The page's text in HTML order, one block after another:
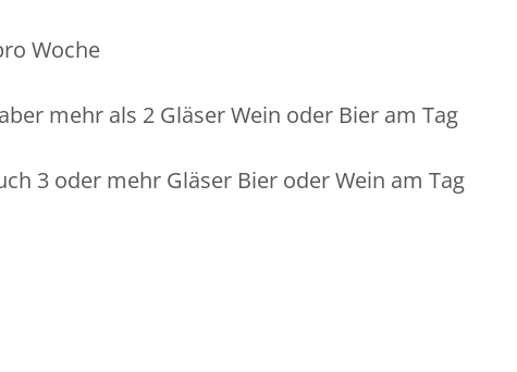
Woche
mehr als 2 Gläser Wein oder Bier am Tag
3 oder mehr Gläser Bier oder Wein am Tag